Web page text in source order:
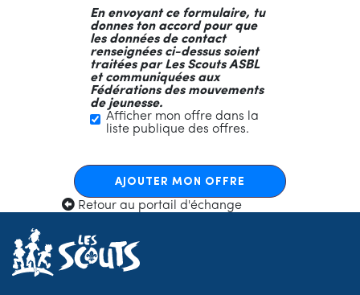
En envoyant ce formulaire, tu
donnes ton accord pour que
les données de contact
renseignées ci-dessus soient
traitées par Les Scouts ASBL
et communiquées aux
Fédérations des mouvements
de jeunesse.
Afficher mon offre dans la
liste publique des offres.
AJOUTER MON OFFRE
Retour au portail d'échange